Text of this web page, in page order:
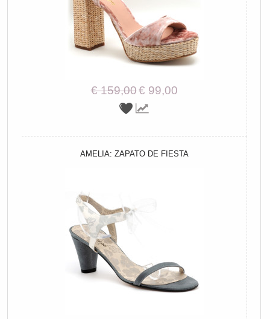
€ 159,00€ 99,00
AMELIA: ZAPATO DE FIESTA